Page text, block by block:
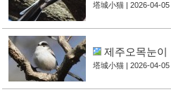
塔城小猫 | 2026-04-05
제주오목눈이
塔城小猫 | 2026-04-05